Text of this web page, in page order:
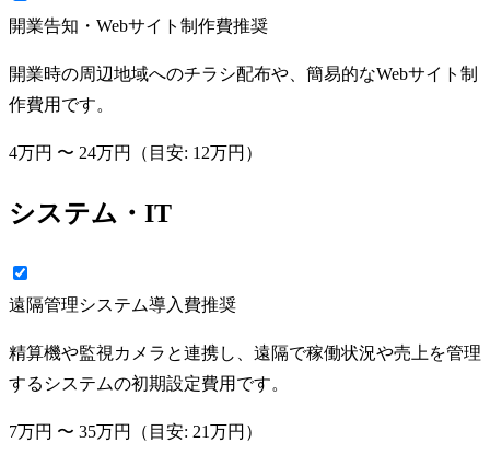
開業告知・Webサイト制作費推奨
開業時の周辺地域へのチラシ配布や、簡易的なWebサイト制
作費用です。
4万円 〜 24万円 （目安: 12万円 ）
システム・IT
遠隔管理システム導入費推奨
精算機や監視カメラと連携し、遠隔で稼働状況や売上を管理
するシステムの初期設定費用です。
7万円 〜 35万円 （目安: 21万円 ）